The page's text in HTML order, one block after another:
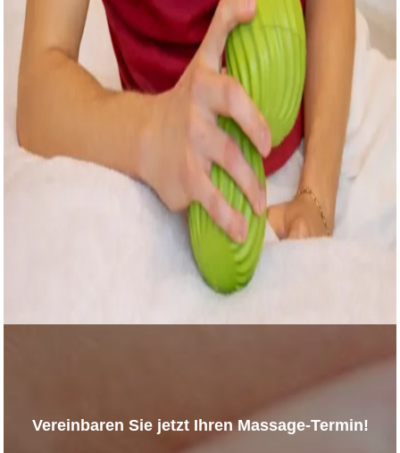
Vereinbaren Sie jetzt Ihren Massage-Termin!